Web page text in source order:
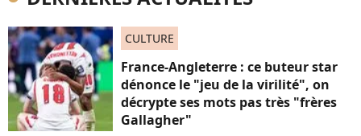
CULTURE
France-Angleterre : ce buteur star
dénonce le "jeu de la virilité", on
décrypte ses mots pas très "frères
Gallagher"